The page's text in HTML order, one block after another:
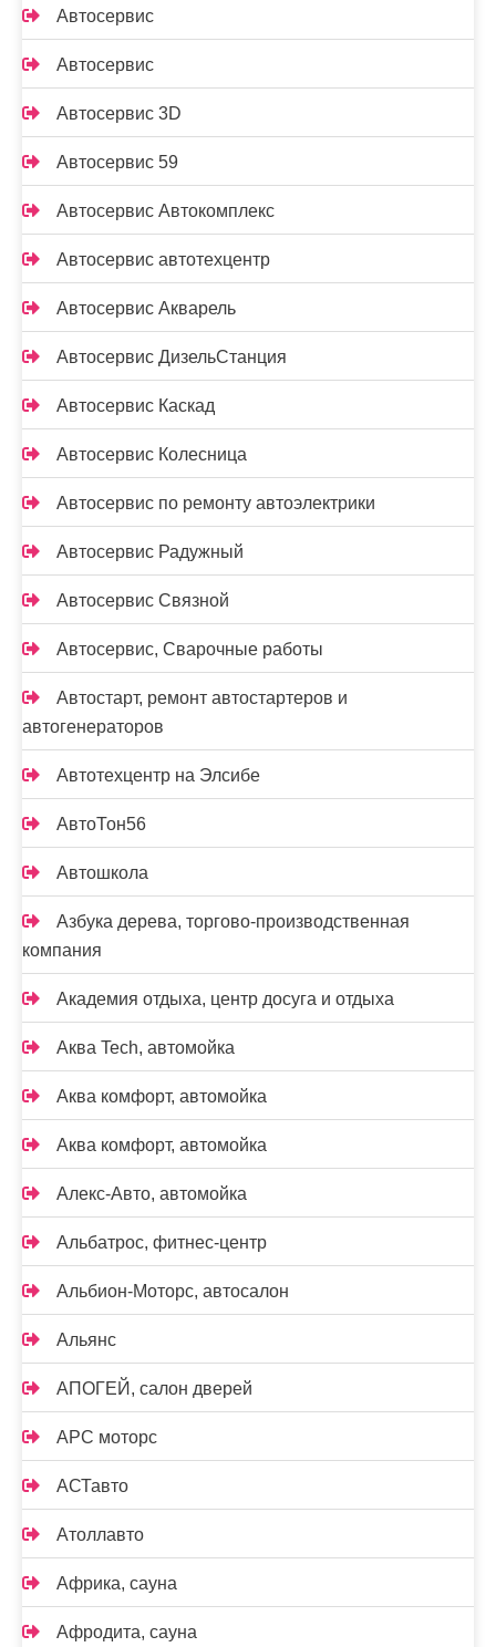
Автосервис
Автосервис
Автосервис 3D
Автосервис 59
Автосервис Автокомплекс
Автосервис автотехцентр
Автосервис Акварель
Автосервис ДизельСтанция
Автосервис Каскад
Автосервис Колесница
Автосервис по ремонту автоэлектрики
Автосервис Радужный
Автосервис Связной
Автосервис, Сварочные работы
Автостарт, ремонт автостартеров и
автогенераторов
Автотехцентр на Элсибе
АвтоТон56
Автошкола
Азбука дерева, торгово-производственная
компания
Академия отдыха, центр досуга и отдыха
Аква Tech, автомойка
Аква комфорт, автомойка
Аква комфорт, автомойка
Алекс-Авто, автомойка
Альбатрос, фитнес-центр
Альбион-Моторс, автосалон
Альянс
АПОГЕЙ, салон дверей
АРС моторс
АСТавто
Атоллавто
Африка, сауна
Афродита, сауна